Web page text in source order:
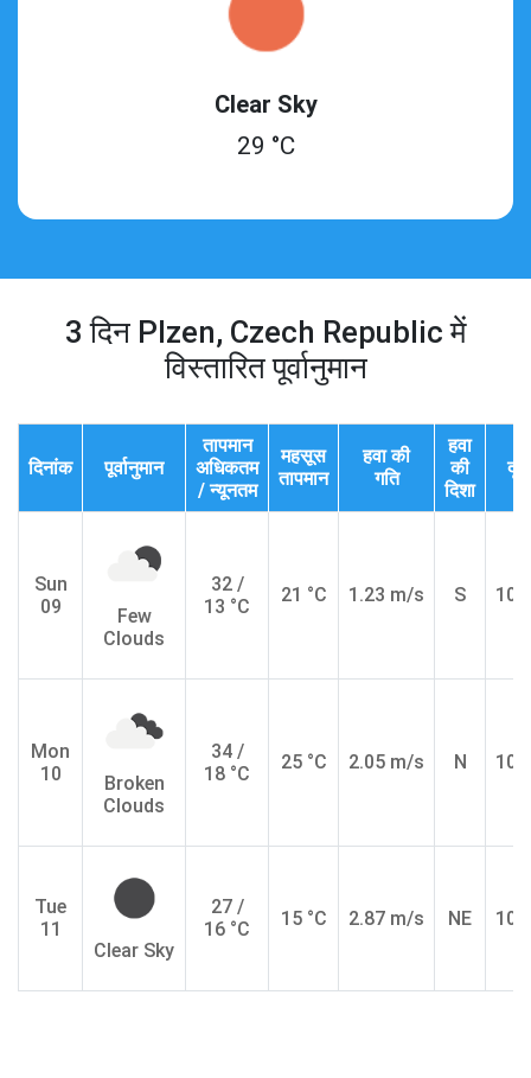
Clear Sky
29 °C
3 दिन Plzen, Czech Republic में
विस्तारित पूर्वानुमान
दिनांक पूर्वानुमान
तापमान
अधिकतम
/ न्यूनतम
महसूस
तापमान
हवा की
गति
हवा
की
दिशा
Sun
09
Few
Clouds
32 /
13 °C
21 °C 1.23 m/s S
Mon
10
Broken
Clouds
34 /
18 °C
25 °C 2.05 m/s N
Tue
11
Clear Sky
27 /
16 °C
15 °C 2.87 m/s NE